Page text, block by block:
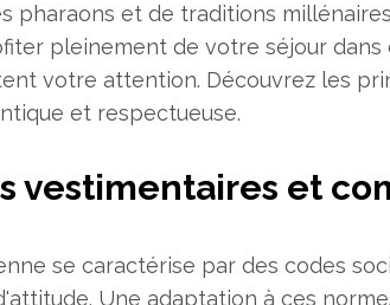
pharaons et de traditions
pleinement de votre séjour
votre attention. Découvrez les
et respectueuse.
vestimentaires et
se caractérise par des codes
Une adaptation à ces